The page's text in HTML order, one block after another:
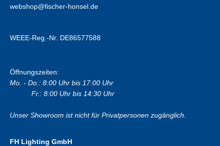
webshop@fischer-honsel.de
WEEE-Reg.-Nr. DE86577588
Öffnungszeiten:
Mo. - Do.: 8:00 Uhr bis 17:00 Uhr
Fr.: 8:00 Uhr bis 14:30 Uhr
Unser Showroom ist nicht für Privatpersonen zugänglich.
FH Lighting GmbH